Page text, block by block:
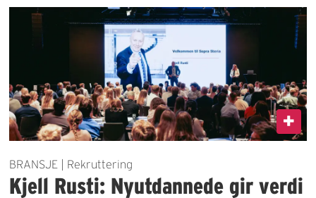
BRANSJE | Rekruttering
Kjell Rusti: Nyutdannede gir verdi